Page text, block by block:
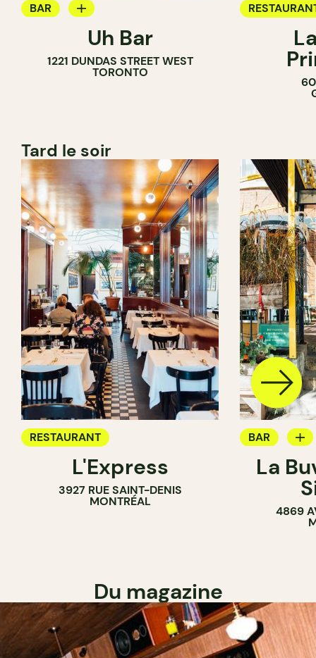
BAR
BAR À COCKTAILUh Bar
1221 DUNDAS STREET WEST
TORONTO
60
Tard le soir
RESTAURANT
L'Express
3927 RUE SAINT-DENIS
MONTRÉAL
BAR
BAR À VIN
La
4869
Du magazine